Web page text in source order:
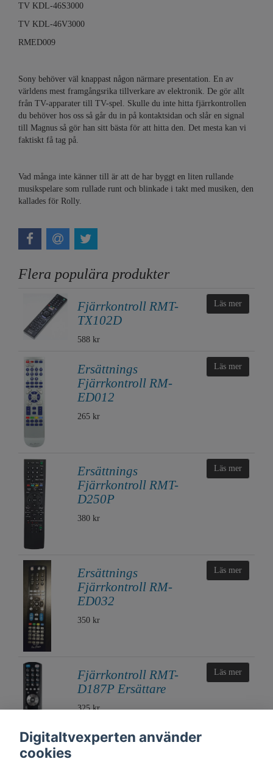
TV KDL-46S3000
TV KDL-46V3000
RMED009
Sony behöver väl knappast någon närmare presentation. En av
världens mest framgångsrika tillverkare av elektronik. De gör allt
från TV-apparater till TV-spel. Skulle du inte hitta fjärrkontrollen
du behöver hos oss så går du in på kontaktsidan och slår en signal
till Magnus så gör han sitt bästa för att hitta den. Det mesta kan vi
faktiskt få tag på.
Vad många inte känner till är att de har byggt en liten rullande
musikspelare som rullade runt och blinkade i takt med musiken, den
kallades för Rolly.
Flera populära produkter
Fjärrkontroll RMT-
TX102D
588 kr
Läs mer
Ersättnings
Fjärrkontroll RM-
ED012
265 kr
Läs mer
Ersättnings
Fjärrkontroll RMT-
D250P
380 kr
Läs mer
Ersättnings
Fjärrkontroll RM-
ED032
350 kr
Läs mer
Fjärrkontroll RMT-
D187P Ersättare
325 kr
Läs mer
Digitaltvexperten använder
cookies